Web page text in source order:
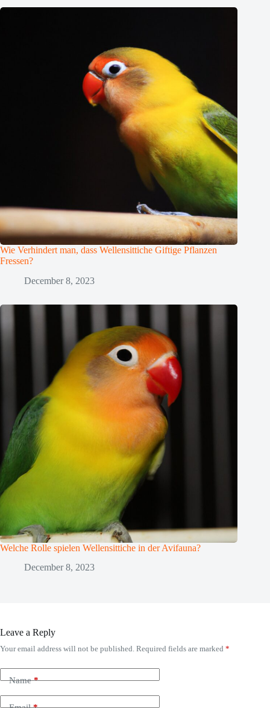
Wie Verhindert man, dass Wellensittiche Giftige Pflanzen
Fressen?
December 8, 2023
Welche Rolle spielen Wellensittiche in der Avifauna?
December 8, 2023
Leave a Reply
Your email address will not be published. Required fields are marked *
Name*